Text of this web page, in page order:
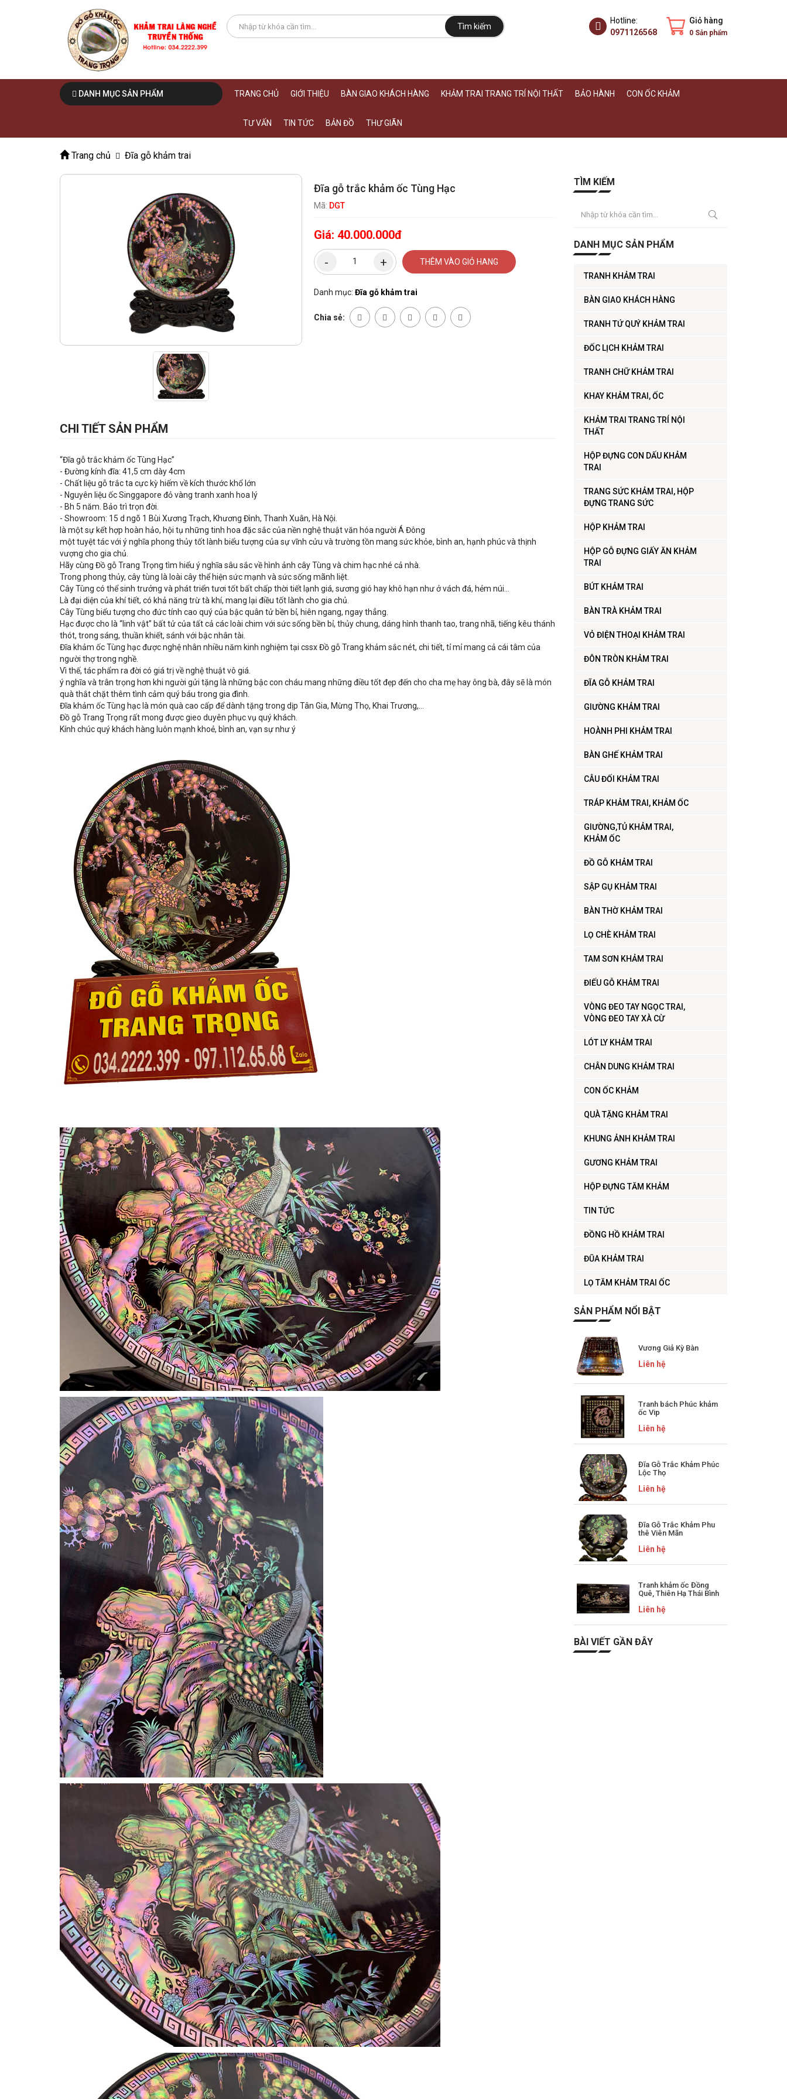
Tìm kiếm
Giỏ hàng
0 Sản phẩm
Hotline:
0971126568
DANH MỤC SẢN PHẨM TRANG CHỦ GIỚI THIỆU BÀN GIAO KHÁCH HÀNG KHẢM TRAI TRANG TRÍ NỘI THẤT BẢO HÀNH CON ỐC KHẢM
TƯ VẤN TIN TỨC BẢN ĐỒ THƯ GIÃN
Trang chủ Đĩa gỗ khảm trai
Đĩa gỗ trắc khảm ốc Tùng Hạc
Mã: DGT
Giá: 40.000.000đ
THÊM VÀO GIỎ HANG
Danh mục: Đĩa gỗ khảm trai
Chia sẻ:
CHI TIẾT SẢN PHẨM
“Đĩa gỗ trắc khảm ốc Tùng Hạc”
- Đường kính đĩa: 41,5 cm dày 4cm
- Chất liệu gỗ trắc ta cực kỳ hiếm về kích thước khổ lớn
- Nguyên liệu ốc Singgapore đỏ vàng tranh xanh hoa lý
- Bh 5 năm. Bảo trì trọn đời.
- Showroom: 15 d ngõ 1 Bùi Xương Trạch, Khương Đình, Thanh Xuân, Hà Nội.
là một sự kết hợp hoàn hảo, hội tụ những tinh hoa đặc sắc của nền nghệ thuật văn hóa người Á Đông
một tuyệt tác với ý nghĩa phong thủy tốt lành biểu tượng của sự vĩnh cửu và trường tồn mang sức khỏe, bình an, hạnh phúc và thịnh
vượng cho gia chủ.
Hãy cùng Đồ gỗ Trang Trọng tìm hiểu ý nghĩa sâu sắc về hình ảnh cây Tùng và chim hạc nhé cả nhà.
Trong phong thủy, cây tùng là loài cây thể hiện sức mạnh và sức sống mãnh liệt.
Cây Tùng có thể sinh trưởng và phát triển tươi tốt bất chấp thời tiết lạnh giá, sương gió hay khô hạn như ở vách đá, hẻm núi…
Là đại diện của khí tiết, có khả năng trừ tà khí, mang lại điều tốt lành cho gia chủ.
Cây Tùng biểu tượng cho đức tính cao quý của bậc quân tử bền bỉ, hiên ngang, ngay thẳng.
Hạc được cho là “linh vật” bất tử của tất cả các loài chim với sức sống bền bỉ, thủy chung, dáng hình thanh tao, trang nhã, tiếng kêu thánh
thót, trong sáng, thuần khiết, sánh với bậc nhân tài.
Đĩa khảm ốc Tùng hạc được nghệ nhân nhiều năm kinh nghiệm tại cssx Đồ gỗ Trang khảm sắc nét, chi tiết, tỉ mỉ mang cả cái tâm của
người thợ trong nghề.
Vì thế, tác phẩm ra đời có giá trị về nghệ thuật vô giá.
ý nghĩa và trân trọng hơn khi người gửi tặng là những bậc con cháu mang những điều tốt đẹp đến cho cha mẹ hay ông bà, đây sẽ là món
quà thắt chặt thêm tình cảm quý báu trong gia đình.
Đĩa khảm ốc Tùng hạc là món quà cao cấp để dành tặng trong dịp Tân Gia, Mừng Thọ, Khai Trương,…
Đồ gỗ Trang Trọng rất mong được gieo duyên phục vụ quý khách.
Kính chúc quý khách hàng luôn mạnh khoẻ, bình an, vạn sự như ý
TÌM KIẾM
DANH MỤC SẢN PHẨM
TRANH KHẢM TRAI
BÀN GIAO KHÁCH HÀNG
TRANH TỨ QUÝ KHẢM TRAI
ĐỐC LỊCH KHẢM TRAI
TRANH CHỮ KHẢM TRAI
KHAY KHẢM TRAI, ỐC
KHẢM TRAI TRANG TRÍ NỘI
THẤT
HỘP ĐỰNG CON DẤU KHẢM
TRAI
TRANG SỨC KHẢM TRAI, HỘP
ĐỰNG TRANG SỨC
HỘP KHẢM TRAI
HỘP GỖ ĐỰNG GIẤY ĂN KHẢM
TRAI
BÚT KHẢM TRAI
BÀN TRÀ KHẢM TRAI
VỎ ĐIỆN THOẠI KHẢM TRAI
ĐÔN TRÒN KHẢM TRAI
ĐĨA GỖ KHẢM TRAI
GIƯỜNG KHẢM TRAI
HOÀNH PHI KHẢM TRAI
BÀN GHẾ KHẢM TRAI
CÂU ĐỐI KHẢM TRAI
TRÁP KHẢM TRAI, KHẢM ỐC
GIƯỜNG,TỦ KHẢM TRAI,
KHẢM ỐC
ĐỒ GỖ KHẢM TRAI
SẬP GỤ KHẢM TRAI
BÀN THỜ KHẢM TRAI
LỌ CHÈ KHẢM TRAI
TAM SƠN KHẢM TRAI
ĐIẾU GỖ KHẢM TRAI
VÒNG ĐEO TAY NGỌC TRAI,
VÒNG ĐEO TAY XÀ CỪ
LÓT LY KHẢM TRAI
CHÂN DUNG KHẢM TRAI
CON ỐC KHẢM
QUÀ TẶNG KHẢM TRAI
KHUNG ẢNH KHẢM TRAI
GƯƠNG KHẢM TRAI
HỘP ĐỰNG TĂM KHẢM
TIN TỨC
ĐỒNG HỒ KHẢM TRAI
ĐŨA KHẢM TRAI
LỌ TĂM KHẢM TRAI ỐC
SẢN PHẨM NỔI BẬT
Vương Giả Kỳ Bàn
Liên hệ
Tranh bách Phúc khảm
ốc Vip
Liên hệ
Đĩa Gỗ Trắc Khảm Phúc
Lộc Thọ
Liên hệ
Đĩa Gỗ Trắc Khảm Phu
thê Viên Mãn
Liên hệ
Tranh khảm ốc Đồng
Quê, Thiên Hạ Thái Bình
Liên hệ
BÀI VIẾT GẦN ĐÂY